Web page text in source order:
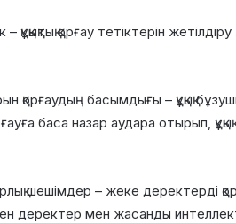
құқықтық қорғау тетіктерін
қорғаудың басымдығы – құқық
баса назар аудара отырып, құқық
шешімдер – жеке деректерді
деректер мен жасанды